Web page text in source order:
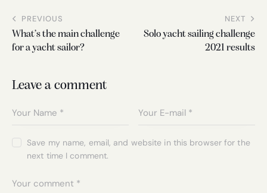
PREVIOUS
What’s the main challenge
for a yacht sailor?
NEXT
Solo yacht sailing challenge
2021 results
Leave a comment
Save my name, email, and website in this browser for the
next time I comment.